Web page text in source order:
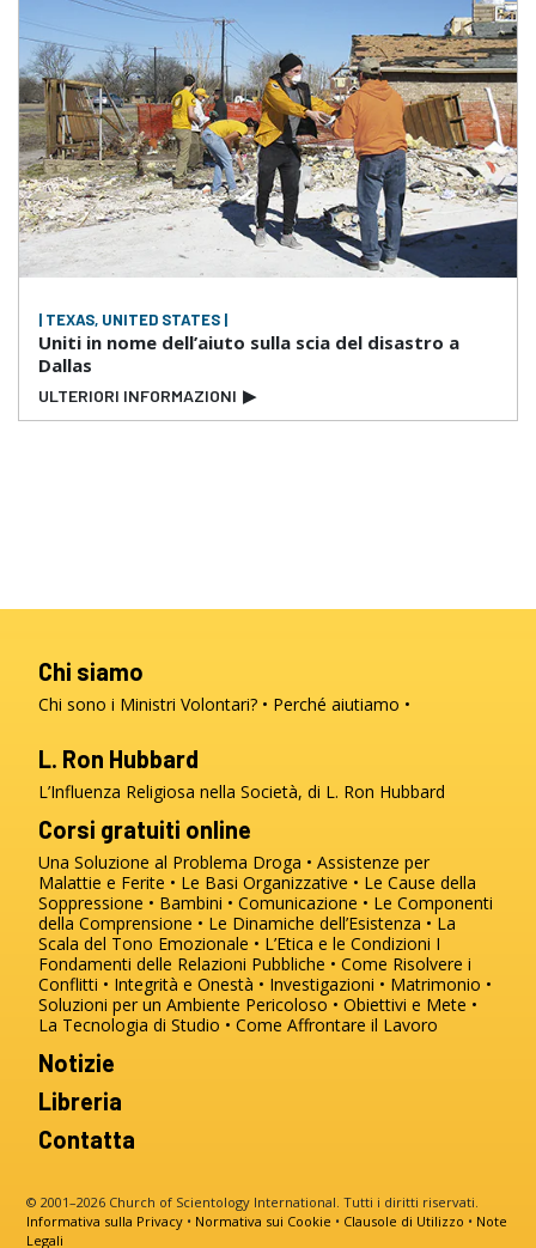
| TEXAS, UNITED STATES |
Uniti in nome dell’aiuto sulla scia del disastro a
Dallas
ULTERIORI INFORMAZIONI ▶
Chi siamo
Chi sono i Ministri Volontari? Perché aiutiamo
L. Ron Hubbard
L’Influenza Religiosa nella Società, di L. Ron Hubbard
Corsi gratuiti online
Una Soluzione al Problema Droga
Assistenze per
Malattie e Ferite
Le Basi Organizzative
Le Cause della
Soppressione
Bambini Comunicazione
Le Componenti
della Comprensione
Le Dinamiche dell’Esistenza
La
Scala del Tono Emozionale
L’Etica e le Condizioni I
Fondamenti delle Relazioni Pubbliche
Come Risolvere i
Conflitti
Integrità e Onestà Investigazioni
Matrimonio
Soluzioni per un Ambiente Pericoloso
Obiettivi e Mete
La Tecnologia di Studio
Come Affrontare il Lavoro
Notizie
Libreria
Contatta
© 2001–2026 Church of Scientology International. Tutti i diritti riservati.
Informativa sulla Privacy • Normativa sui Cookie • Clausole di Utilizzo • Note
Legali